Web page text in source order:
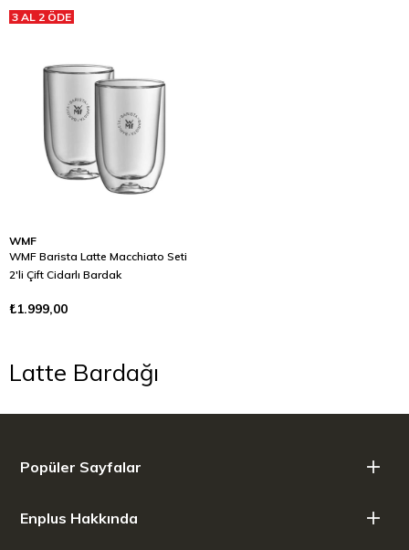
3 AL 2 ÖDE
WMF
WMF Barista Latte Macchiato Seti
2'li Çift Cidarlı Bardak
₺1.999,00
Latte Bardağı
Popüler Sayfalar
Enplus Hakkında